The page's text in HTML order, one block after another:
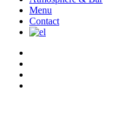
Menu
Contact